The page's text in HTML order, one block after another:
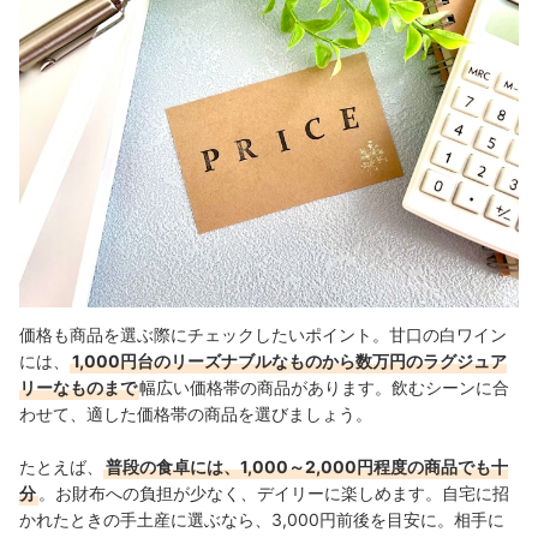
価格も商品を選ぶ際にチェックしたいポイント。甘口の白ワイン
には、
1,000円台のリーズナブルなものから数万円のラグジュア
リーなものまで幅広い価格帯の商品があります。飲むシーンに合
わせて、適した価格帯の商品を選びましょう。
たとえば、
普段の食卓には、1,000～2,000円程度の商品でも十
分 。お財布への負担が少なく、デイリーに楽しめます。自宅に招
かれたときの手土産に選ぶなら、3,000円前後を目安に。相手に